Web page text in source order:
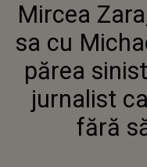
Mircea
sa cu
părea
jurnalist
fără